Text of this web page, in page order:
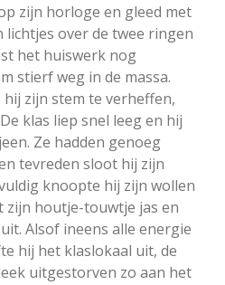
zijn horloge en gleed met
over de twee ringen
het huiswerk nog
stierf weg in de massa.
zijn stem te verheffen,
klas liep snel leeg en hij
Ze hadden genoeg
tevreden sloot hij zijn
knoopte hij zijn wollen
zijn houtje-touwtje jas en
Alsof ineens alle energie
hij het klaslokaal uit, de
uitgestorven zo aan het